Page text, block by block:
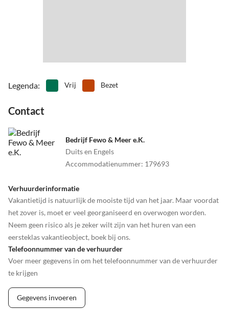
Watersport
Zomerrodelbaan
Legenda: Vrij Bezet
Contact
Bedrijf Fewo & Meer e.K.
Duits en Engels
Accommodatienummer: 179693
Verhuurderinformatie
Vakantietijd is natuurlijk de mooiste tijd van het jaar. Maar voordat
het zover is, moet er veel georganiseerd en overwogen worden.
Neem geen risico als je zeker wilt zijn van het huren van een
eersteklas vakantieobject, boek bij ons.
Telefoonnummer van de verhuurder
Voer meer gegevens in om het telefoonnummer van de verhuurder
te krijgen
Gegevens invoeren